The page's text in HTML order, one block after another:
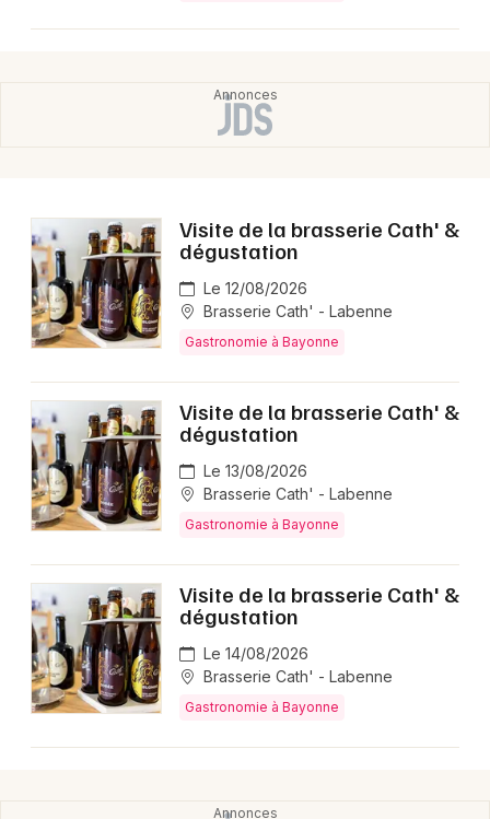
Sorties & loisirs
Gastronomie en Aquitaine
Gastronomie en Nouvelle-Aquitaine
Newsletter des sorties
Artistes en tournée
Magazine dans les Landes
Visite de la brasserie Cath' &
dégustation
Le 12/08/2026
Brasserie Cath' - Labenne
Gastronomie à Bayonne
Visite de la brasserie Cath' &
dégustation
Le 13/08/2026
Brasserie Cath' - Labenne
Gastronomie à Bayonne
Visite de la brasserie Cath' &
dégustation
Le 14/08/2026
Brasserie Cath' - Labenne
Gastronomie à Bayonne